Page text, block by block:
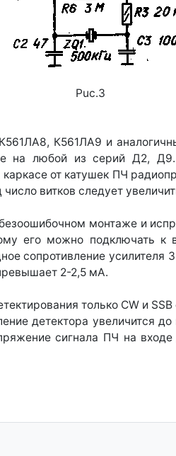
Puc.3
К561ЛА9 и
любой из серий Д2, Д9.
от катушек ПЧ
витков следует
монтаже и
его можно подключать
сопротивление
2-2,5 мА.
только CW и
детектора увеличится
сигнала ПЧ на